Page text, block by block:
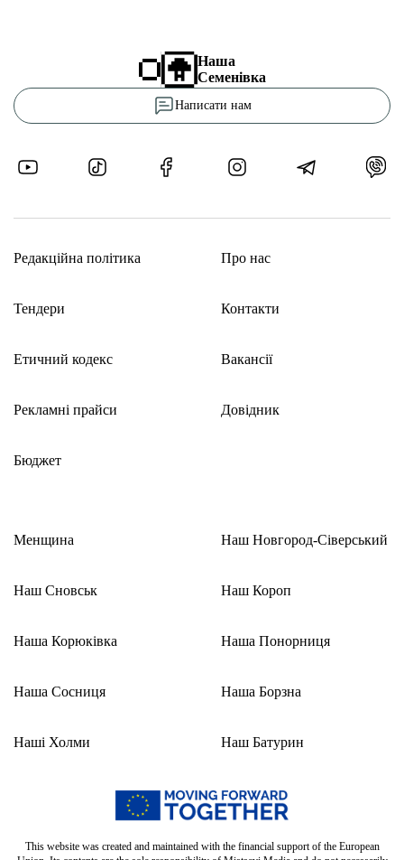
Наша
Семенівка
Написати нам
Редакційна політика
Тендери
Етичний кодекс
Рекламні прайси
Бюджет
Про нас
Контакти
Вакансії
Довідник
Менщина
Наш Сновськ
Наша Корюківка
Наша Сосниця
Наші Холми
Наш Новгород-Сіверський
Наш Короп
Наша Понорниця
Наша Борзна
Наш Батурин
This website was created and maintained with the financial support of the European